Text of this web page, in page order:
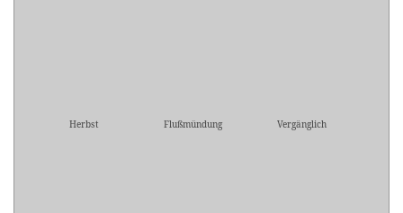
Herbst Flußmündung Vergänglich